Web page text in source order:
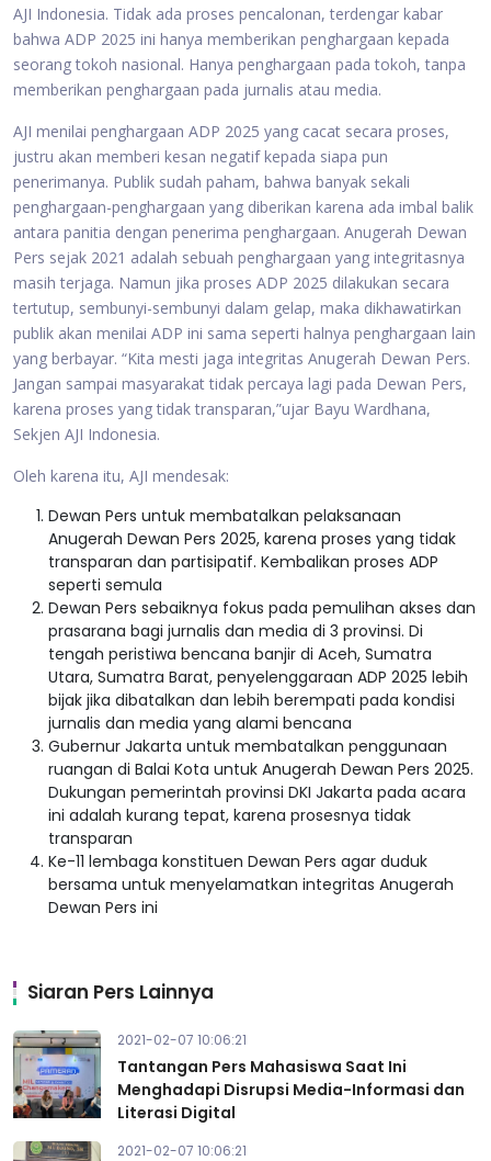
AJI Indonesia. Tidak ada proses pencalonan, terdengar kabar
bahwa ADP 2025 ini hanya memberikan penghargaan kepada
seorang tokoh nasional. Hanya penghargaan pada tokoh, tanpa
memberikan penghargaan pada jurnalis atau media.
AJI menilai penghargaan ADP 2025 yang cacat secara proses,
justru akan memberi kesan negatif kepada siapa pun
penerimanya. Publik sudah paham, bahwa banyak sekali
penghargaan-penghargaan yang diberikan karena ada imbal balik
antara panitia dengan penerima penghargaan. Anugerah Dewan
Pers sejak 2021 adalah sebuah penghargaan yang integritasnya
masih terjaga. Namun jika proses ADP 2025 dilakukan secara
tertutup, sembunyi-sembunyi dalam gelap, maka dikhawatirkan
publik akan menilai ADP ini sama seperti halnya penghargaan lain
yang berbayar. “Kita mesti jaga integritas Anugerah Dewan Pers.
Jangan sampai masyarakat tidak percaya lagi pada Dewan Pers,
karena proses yang tidak transparan,”ujar Bayu Wardhana,
Sekjen AJI Indonesia.
Oleh karena itu, AJI mendesak:
Dewan Pers untuk membatalkan pelaksanaan
Anugerah Dewan Pers 2025, karena proses yang tidak
transparan dan partisipatif. Kembalikan proses ADP
seperti semula
Dewan Pers sebaiknya fokus pada pemulihan akses dan
prasarana bagi jurnalis dan media di 3 provinsi. Di
tengah peristiwa bencana banjir di Aceh, Sumatra
Utara, Sumatra Barat, penyelenggaraan ADP 2025 lebih
bijak jika dibatalkan dan lebih berempati pada kondisi
jurnalis dan media yang alami bencana
Gubernur Jakarta untuk membatalkan penggunaan
ruangan di Balai Kota untuk Anugerah Dewan Pers 2025.
Dukungan pemerintah provinsi DKI Jakarta pada acara
ini adalah kurang tepat, karena prosesnya tidak
transparan
Ke-11 lembaga konstituen Dewan Pers agar duduk
bersama untuk menyelamatkan integritas Anugerah
Dewan Pers ini
Siaran Pers Lainnya
2021-02-07 10:06:21
Tantangan Pers Mahasiswa Saat Ini
Menghadapi Disrupsi Media-Informasi dan
Literasi Digital
2021-02-07 10:06:21